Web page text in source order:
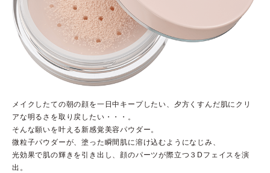
メイクしたての朝の顔を一日中キープしたい、夕方くすんだ肌にクリ
アな明るさを取り戻したい・・・。
そんな願いを叶える新感覚美容パウダー。
微粒子パウダーが、塗った瞬間肌に溶け込むようになじみ、
光効果で肌の輝きを引き出し、顔のパーツが際立つ３Dフェイスを演
出。